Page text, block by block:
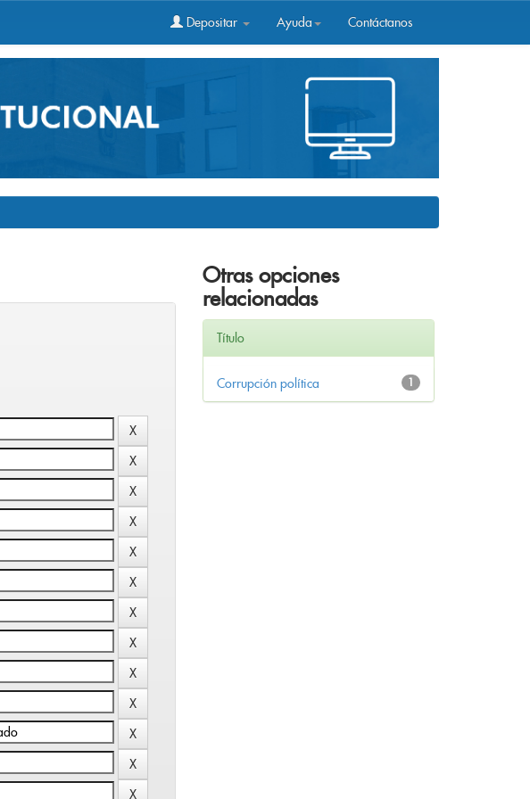
Depositar Ayuda Contáctanos
Otras opciones
relacionadas
Título
1
Corrupción política